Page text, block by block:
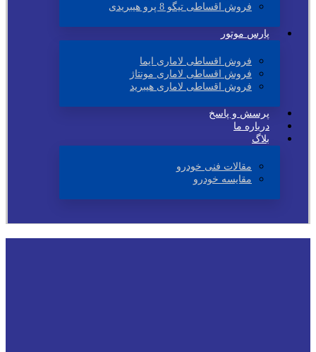
فروش اقساطی تیگو 8 پرو هیبریدی
پارس موتور
فروش اقساطی لاماری ایما
فروش اقساطی لاماری مونتاژ
فروش اقساطی لاماری هیبرید
پرسش و پاسخ
درباره ما
بلاگ
مقالات فنی خودرو
مقایسه خودرو